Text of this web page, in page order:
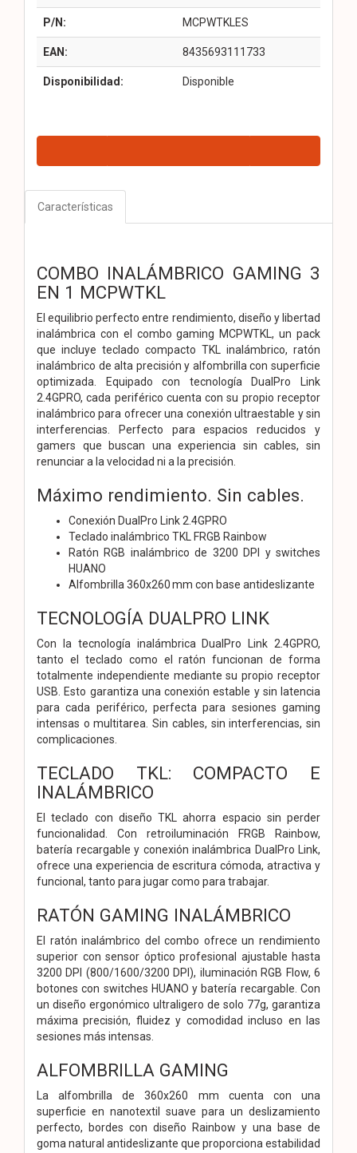
P/N: MCPWTKLES
EAN: 8435693111733
Disponibilidad: Disponible
Características
COMBO INALÁMBRICO GAMING 3
EN 1 MCPWTKL
El equilibrio perfecto entre rendimiento, diseño y libertad
inalámbrica con el combo gaming MCPWTKL, un pack
que incluye teclado compacto TKL inalámbrico, ratón
inalámbrico de alta precisión y alfombrilla con superficie
optimizada. Equipado con tecnología DualPro Link
2.4GPRO, cada periférico cuenta con su propio receptor
inalámbrico para ofrecer una conexión ultraestable y sin
interferencias. Perfecto para espacios reducidos y
gamers que buscan una experiencia sin cables, sin
renunciar a la velocidad ni a la precisión.
Máximo rendimiento. Sin cables.
Conexión DualPro Link 2.4GPRO
Teclado inalámbrico TKL FRGB Rainbow
Ratón RGB inalámbrico de 3200 DPI y switches
HUANO
Alfombrilla 360x260 mm con base antideslizante
TECNOLOGÍA DUALPRO LINK
Con la tecnología inalámbrica DualPro Link 2.4GPRO,
tanto el teclado como el ratón funcionan de forma
totalmente independiente mediante su propio receptor
USB. Esto garantiza una conexión estable y sin latencia
para cada periférico, perfecta para sesiones gaming
intensas o multitarea. Sin cables, sin interferencias, sin
complicaciones.
TECLADO TKL: COMPACTO E
INALÁMBRICO
El teclado con diseño TKL ahorra espacio sin perder
funcionalidad. Con retroiluminación FRGB Rainbow,
batería recargable y conexión inalámbrica DualPro Link,
ofrece una experiencia de escritura cómoda, atractiva y
funcional, tanto para jugar como para trabajar.
RATÓN GAMING INALÁMBRICO
El ratón inalámbrico del combo ofrece un rendimiento
superior con sensor óptico profesional ajustable hasta
3200 DPI (800/1600/3200 DPI), iluminación RGB Flow, 6
botones con switches HUANO y batería recargable. Con
un diseño ergonómico ultraligero de solo 77g, garantiza
máxima precisión, fluidez y comodidad incluso en las
sesiones más intensas.
ALFOMBRILLA GAMING
La alfombrilla de 360x260 mm cuenta con una
superficie en nanotextil suave para un deslizamiento
perfecto, bordes con diseño Rainbow y una base de
goma natural antideslizante que proporciona estabilidad